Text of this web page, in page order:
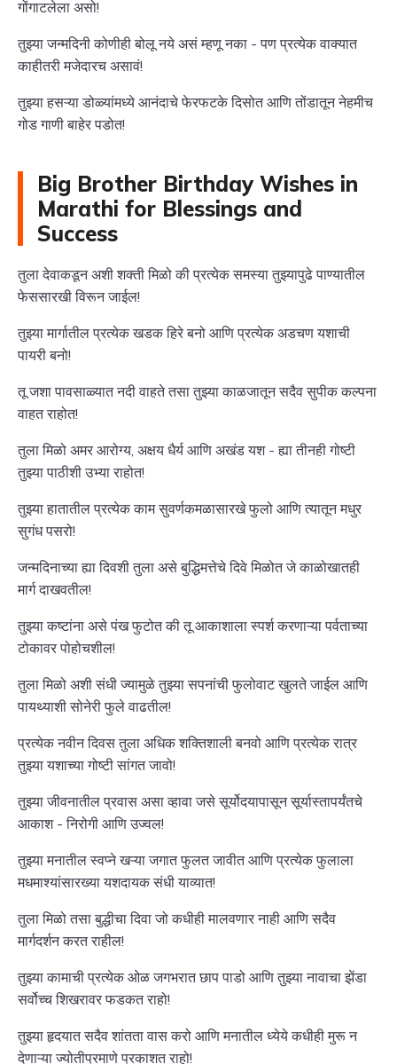
गोंगाटलेला असो!
तुझ्या जन्मदिनी कोणीही बोलू नये असं म्हणू नका - पण प्रत्येक वाक्यात
काहीतरी मजेदारच असावं!
तुझ्या हसऱ्या डोळ्यांमध्ये आनंदाचे फेरफटके दिसोत आणि तोंडातून नेहमीच
गोड गाणी बाहेर पडोत!
Big Brother Birthday Wishes in
Marathi for Blessings and
Success
तुला देवाकडून अशी शक्ती मिळो की प्रत्येक समस्या तुझ्यापुढे पाण्यातील
फेससारखी विरून जाईल!
तुझ्या मार्गातील प्रत्येक खडक हिरे बनो आणि प्रत्येक अडचण यशाची
पायरी बनो!
तू जशा पावसाळ्यात नदी वाहते तसा तुझ्या काळजातून सदैव सुपीक कल्पना
वाहत राहोत!
तुला मिळो अमर आरोग्य, अक्षय धैर्य आणि अखंड यश - ह्या तीनही गोष्टी
तुझ्या पाठीशी उभ्या राहोत!
तुझ्या हातातील प्रत्येक काम सुवर्णकमळासारखे फुलो आणि त्यातून मधुर
सुगंध पसरो!
जन्मदिनाच्या ह्या दिवशी तुला असे बुद्धिमत्तेचे दिवे मिळोत जे काळोखातही
मार्ग दाखवतील!
तुझ्या कष्टांना असे पंख फुटोत की तू आकाशाला स्पर्श करणाऱ्या पर्वताच्या
टोकावर पोहोचशील!
तुला मिळो अशी संधी ज्यामुळे तुझ्या सपनांची फुलोवाट खुलते जाईल आणि
पायथ्याशी सोनेरी फुले वाढतील!
प्रत्येक नवीन दिवस तुला अधिक शक्तिशाली बनवो आणि प्रत्येक रात्र
तुझ्या यशाच्या गोष्टी सांगत जावो!
तुझ्या जीवनातील प्रवास असा व्हावा जसे सूर्योदयापासून सूर्यास्तापर्यंतचे
आकाश - निरोगी आणि उज्वल!
तुझ्या मनातील स्वप्ने खऱ्या जगात फुलत जावीत आणि प्रत्येक फुलाला
मधमाश्यांसारख्या यशदायक संधी याव्यात!
तुला मिळो तसा बुद्धीचा दिवा जो कधीही मालवणार नाही आणि सदैव
मार्गदर्शन करत राहील!
तुझ्या कामाची प्रत्येक ओळ जगभरात छाप पाडो आणि तुझ्या नावाचा झेंडा
सर्वोच्च शिखरावर फडकत राहो!
तुझ्या हृदयात सदैव शांतता वास करो आणि मनातील ध्येये कधीही मुरू न
देणाऱ्या ज्योतीप्रमाणे प्रकाशत राहो!